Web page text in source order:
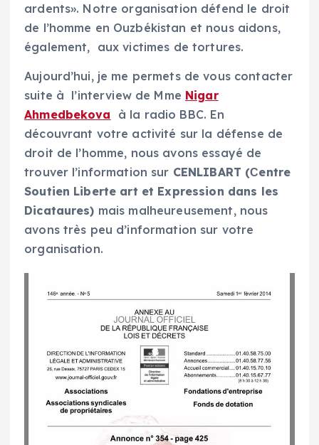
ardents». Notre organisation défend le droit
de l’homme en Ouzbékistan et nous aidons,
également, aux victimes de tortures.
Aujourd’hui, je me permets de vous contacter
suite à l’interview de Mme Nigar
Ahmedbekova
à la radio BBC. En
découvrant votre activité sur la défense de
droit de l’homme, nous avons essayé de
trouver l’information sur CENLIBART (Сentre
Soutien Liberte art et Expression dans les
Dicataures) mais malheureusement, nous
avons très peu d’information sur votre
organisation.